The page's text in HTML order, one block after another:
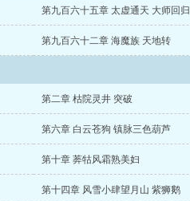
第九百六十五章 太虚通天 大师回归
第九百六十二章 海魔族 天地转
第二章 枯院灵井 突破
第六章 白云苍狗 镇脉三色葫芦
第十章 莾牯风霜熟美妇
第十四章 风雪小肆望月山 紫狮鹅